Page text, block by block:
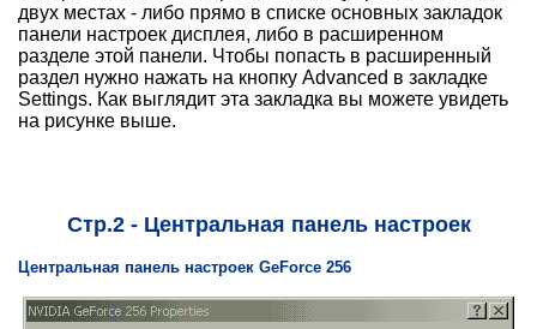
двух местах - либо прямо в списке основных закладок
панели настроек дисплея, либо в расширенном
разделе этой панели. Чтобы попасть в расширенный
раздел нужно нажать на кнопку Advanced в закладке
Settings. Как выглядит эта закладка вы можете увидеть
на рисунке выше.
Стр.2 - Центральная панель настроек
Центральная панель настроек GeForce 256